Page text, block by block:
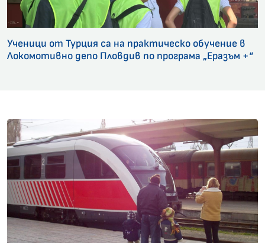
Ученици от Турция са на практическо обучение в
Локомотивно депо Пловдив по програма „Еразъм +“